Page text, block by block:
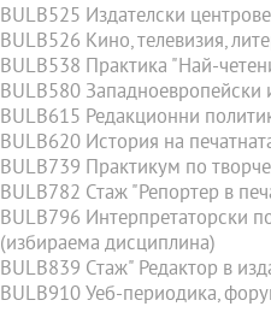
BULB525 Издателски
BULB526 Кино, телевизия,
BULB538 Практика "Най-
BULB580 Западноевропейски
BULB615 Редакционни
BULB620 История на
BULB739 Практикум по
BULB782 Стаж "Репортер в
BULB796 Интерпретаторски
(избираема дисциплина)
BULB839 Стаж" Редактор в
BULB910 Уеб-периодика,